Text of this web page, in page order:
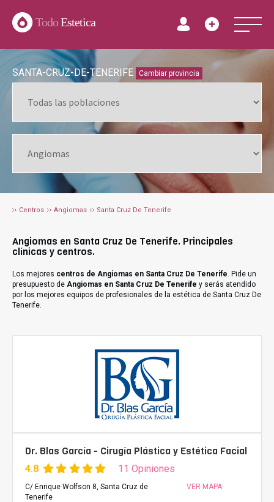
TodoEstetica
SANTA-CRUZ-DE-TENERIFE Cambiar provincia
Centros Angiomas Santa Cruz De Tenerife
Angiomas en Santa Cruz De Tenerife. Principales
clínicas y centros.
Los mejores centros de Angiomas en Santa Cruz De Tenerife. Pide un
presupuesto de Angiomas en Santa Cruz De Tenerife y serás atendido
por los mejores equipos de profesionales de la estética de Santa Cruz De
Tenerife.
Dr. Blas García - Cirugía Plástica y Estética Facial
4.8 11 Opiniones
C/ Enrique Wolfson 8, Santa Cruz de
Tenerife
VER MAPA